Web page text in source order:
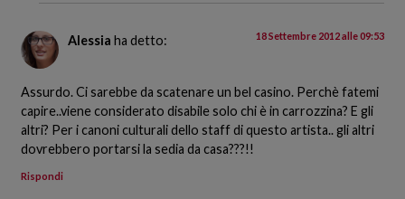
Alessia ha detto: 18 Settembre 2012 alle 09:53
Assurdo. Ci sarebbe da scatenare un bel casino. Perchè fatemi
capire..viene considerato disabile solo chi è in carrozzina? E gli
altri? Per i canoni culturali dello staff di questo artista.. gli altri
dovrebbero portarsi la sedia da casa???!!
Rispondi